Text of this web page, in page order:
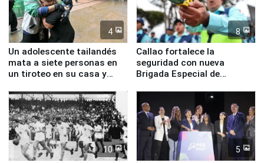
4
Un adolescente tailandés
mata a siete personas en
un tiroteo en su casa y
8
Callao fortalece la
seguridad con nueva
Brigada Especial de
equipamiento para
Serenazgo
10 5